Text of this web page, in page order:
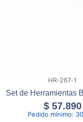
HR-267-1
Set de Herramientas
$57.890
Pedido mínimo: